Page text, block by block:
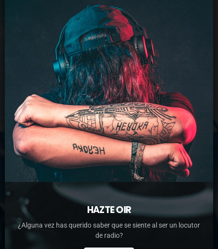
HAZTE OIR
¿Alguna vez has querido saber que se siente al ser un locutor
de radio?